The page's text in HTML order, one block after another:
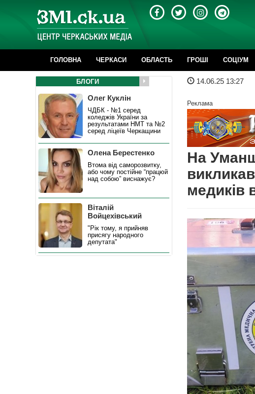
ГОЛОВНА ЧЕРКАСИ ОБЛАСТЬ ГРОШІ CОЦІУМ
14.06.25 13:27
Реклама
На
медиків
БЛОГИ
Олег Куклін
ЧДБК - №1 серед
коледжів України за
результатами НМТ та №2
серед ліцеїв Черкащини
Олена Берестенко
Втома від саморозвитку,
або чому постійне “працюй
над собою” виснажує?
Віталій
Войцехівський
"Рік тому, я прийняв
присягу народного
депутата"